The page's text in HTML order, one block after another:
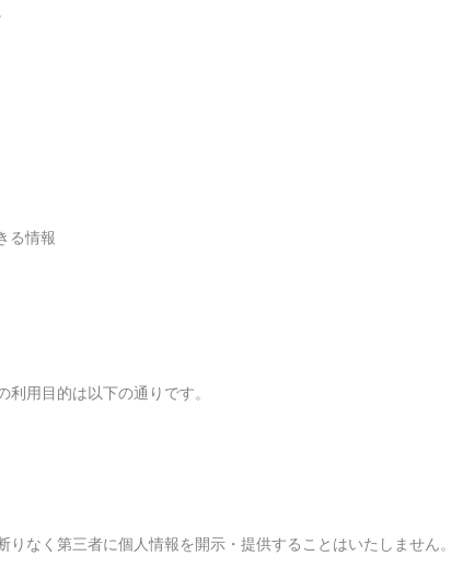
る情報
用目的は以下の通りです。
なく第三者に個人情報を開示・提供することはいたしません。